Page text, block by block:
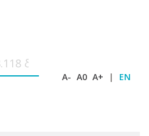
A- A0 A+ | EN